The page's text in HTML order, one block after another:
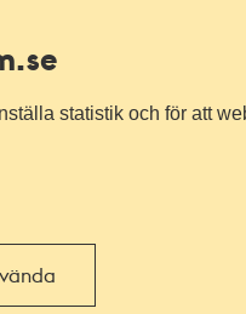
statistik och för att